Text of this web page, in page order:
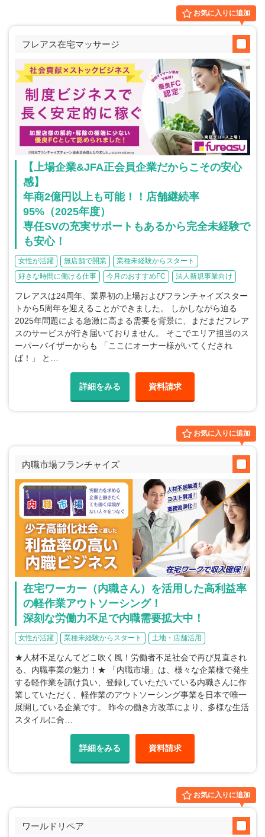
お気に入りに追加
フレアス在宅マッサージ
【上場企業&JFA正会員企業だからこその安心
感】
年商2億円以上も可能！！店舗継続率
95%（2025年度）
専任SVの充実サポートもあるから完全未経験で
も安心！
女性が活躍 無店舗で開業
業種未経験からスタート
好きな時間に働ける仕事
今月のおすすめFC 法人新規事業向け
フレアスは24周年、業界初の上場およびフランチャイズスター
トから5周年を迎えることができました。 しかしながら迫る
2025年問題による急激に高まる需要を背景に、まだまだフレア
スのサービスが行き届いておりません。 そこでエリア担当のス
ーパーバイザーからも 「ここにオーナー様がいてくだされ
ば！」 と…
詳細をみる 資料請求
お気に入りに追加
内職市場フランチャイズ
在宅ワーカー（内職さん）を活用した高利益率
の軽作業アウトソーシング！
深刻な労働力不足で内職需要拡大中！
女性が活躍 業種未経験からスタート 土地・店舗活用
★人材不足なんてどこ吹く風！労働者不足社会で再び見直され
る、内職事業の魅力！★ 「内職市場」は、様々な企業様で発生
する軽作業を請け負い、登録していただいている内職さんに作
業していただく、軽作業のアウトソーシング事業を日本で唯一
展開している企業です。 昨今の働き方改革により、多様な生活
スタイルに合…
詳細をみる 資料請求
お気に入りに追加
ワールドリペア